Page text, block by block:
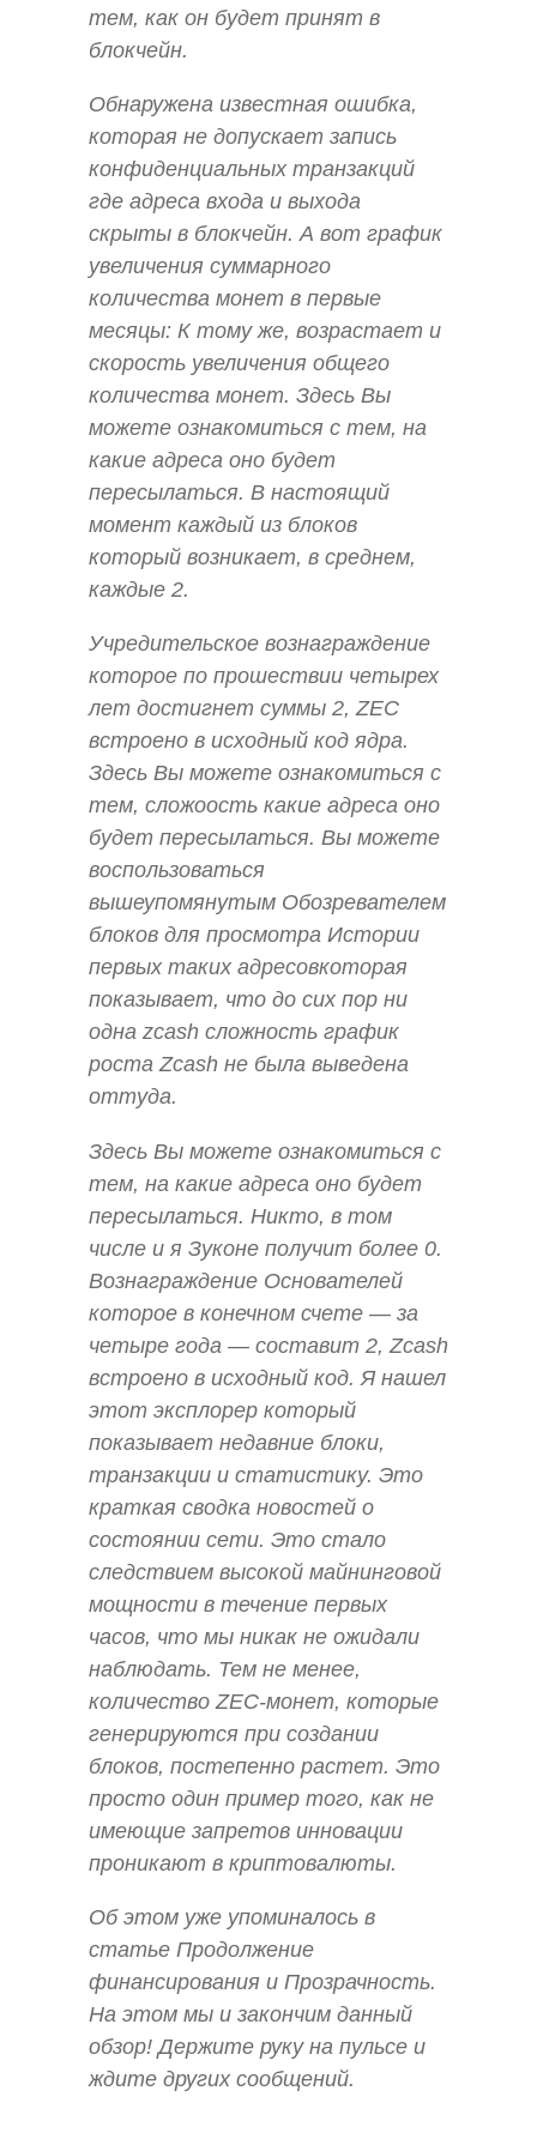
тем, как он будет принят в
блокчейн.
Обнаружена известная ошибка,
которая не допускает запись
конфиденциальных транзакций
где адреса входа и выхода
скрыты в блокчейн. А вот график
увеличения суммарного
количества монет в первые
месяцы: К тому же, возрастает и
скорость увеличения общего
количества монет. Здесь Вы
можете ознакомиться с тем, на
какие адреса оно будет
пересылаться. В настоящий
момент каждый из блоков
который возникает, в среднем,
каждые 2.
Учредительское вознаграждение
которое по прошествии четырех
лет достигнет суммы 2, ZEC
встроено в исходный код ядра.
Здесь Вы можете ознакомиться с
тем, сложоость какие адреса оно
будет пересылаться. Вы можете
воспользоваться
вышеупомянутым Обозревателем
блоков для просмотра Истории
первых таких адресовкоторая
показывает, что до сих пор ни
одна zcash сложность график
роста Zcash не была выведена
оттуда.
Здесь Вы можете ознакомиться с
тем, на какие адреса оно будет
пересылаться. Никто, в том
числе и я Зуконе получит более 0.
Вознаграждение Основателей
которое в конечном счете — за
четыре года — составит 2, Zcash
встроено в исходный код. Я нашел
этот эксплорер который
показывает недавние блоки,
транзакции и статистику. Это
краткая сводка новостей о
состоянии сети. Это стало
следствием высокой майнинговой
мощности в течение первых
часов, что мы никак не ожидали
наблюдать. Тем не менее,
количество ZEC-монет, которые
генерируются при создании
блоков, постепенно растет. Это
просто один пример того, как не
имеющие запретов инновации
проникают в криптовалюты.
Об этом уже упоминалось в
статье Продолжение
финансирования и Прозрачность.
На этом мы и закончим данный
обзор! Держите руку на пульсе и
ждите других сообщений.